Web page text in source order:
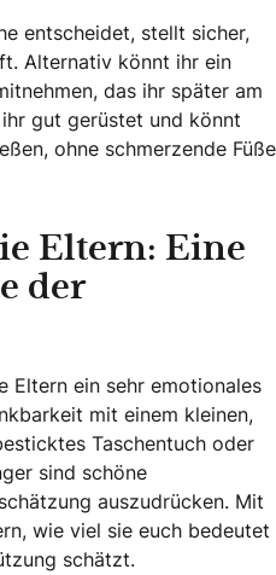
entscheidet, stellt sicher,
Alternativ könnt ihr ein
das ihr später am
gut gerüstet und könnt
ohne schmerzende Füße
Eltern: Eine
der
Eltern ein sehr emotionales
mit einem kleinen,
Taschentuch oder
sind schöne
auszudrücken. Mit
wie viel sie euch bedeutet
schätzt.